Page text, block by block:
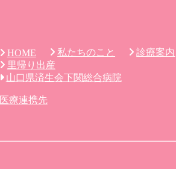
HOME 私たちのこと 診療案内
里帰り出産
山口県済生会下関総合病院
医療連携先